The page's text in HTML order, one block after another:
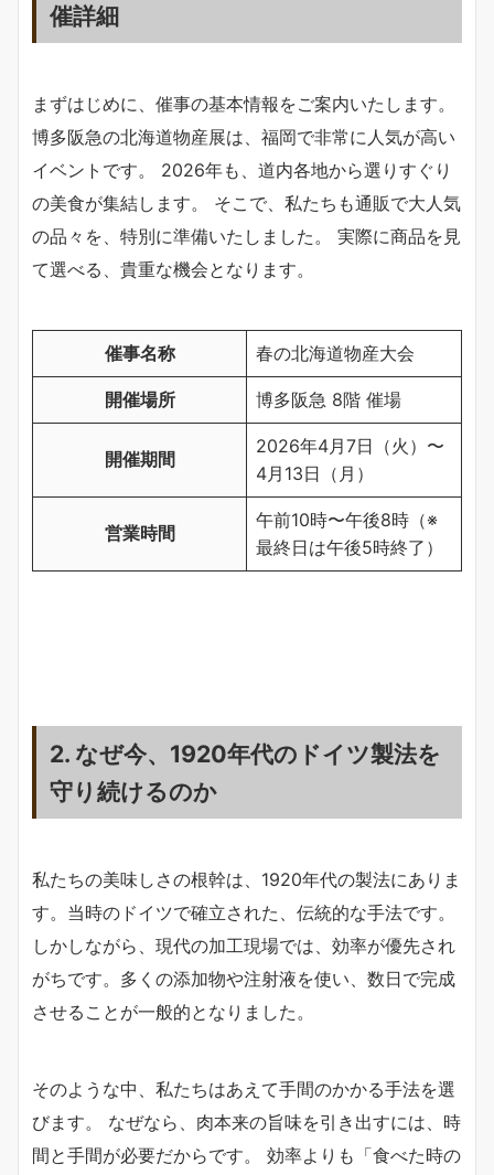
催詳細
まずはじめに、催事の基本情報をご案内いたします。
博多阪急の北海道物産展は、福岡で非常に人気が高い
イベントです。 2026年も、道内各地から選りすぐり
の美食が集結します。 そこで、私たちも通販で大人気
の品々を、特別に準備いたしました。 実際に商品を見
て選べる、貴重な機会となります。
催事名称 春の北海道物産大会
開催場所 博多阪急 8階 催場
開催期間
2026年4月7日（火）〜
4月13日（月）
営業時間
午前10時〜午後8時（※
最終日は午後5時終了）
2. なぜ今、1920年代のドイツ製法を
守り続けるのか
私たちの美味しさの根幹は、1920年代の製法にありま
す。当時のドイツで確立された、伝統的な手法です。
しかしながら、現代の加工現場では、効率が優先され
がちです。多くの添加物や注射液を使い、数日で完成
させることが一般的となりました。
そのような中、私たちはあえて手間のかかる手法を選
びます。 なぜなら、肉本来の旨味を引き出すには、時
間と手間が必要だからです。 効率よりも「食べた時の